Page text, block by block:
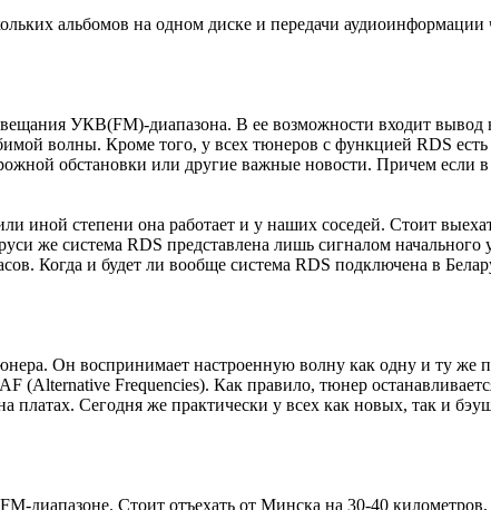
альбомов на одном диске и передачи аудиоинформации
УКВ(FM)-диапазона. В ее возможности входит
волны. Кроме того, у всех тюнеров с функцией RDS
обстановки или другие важные новости. Причем если
иной степени она работает и у наших соседей. Стоит
же система RDS представлена лишь сигналом начального
Когда и будет ли вообще система RDS подключена в
Он воспринимает настроенную волну как одну и ту же
(Alternative Frequencies). Как правило, тюнер
Сегодня же практически у всех как новых, так и
диапазоне. Стоит отъехать от Минска на 30-40